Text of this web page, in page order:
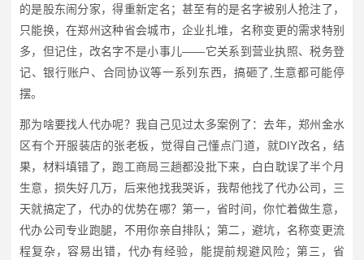
的是股东闹分家，得重新定名；甚至有的是名字被别人抢注了，
只能换，在郑州这种省会城市，企业扎堆，名称变更的需求特别
多，但记住，改名字不是小事儿——它关系到营业执照、税务登
记、银行账户、合同协议等一系列东西，搞砸了,生意都可能停
摆。
那为啥要找人代办呢？我自己见过太多案例了：去年，郑州金水
区有个开服装店的张老板，觉得自己懂点门道，就DIY改名，结
果，材料填错了，跑工商局三趟都没批下来，白白耽误了半个月
生意，损失好几万，后来他找我哭诉，我帮他找了代办公司，三
天就搞定了，代办的优势在哪？第一，省时间，你忙着做生意，
代办公司专业跑腿，不用你亲自排队；第二，避坑，名称变更流
程复杂，容易出错，代办有经验，能提前规避风险；第三，省